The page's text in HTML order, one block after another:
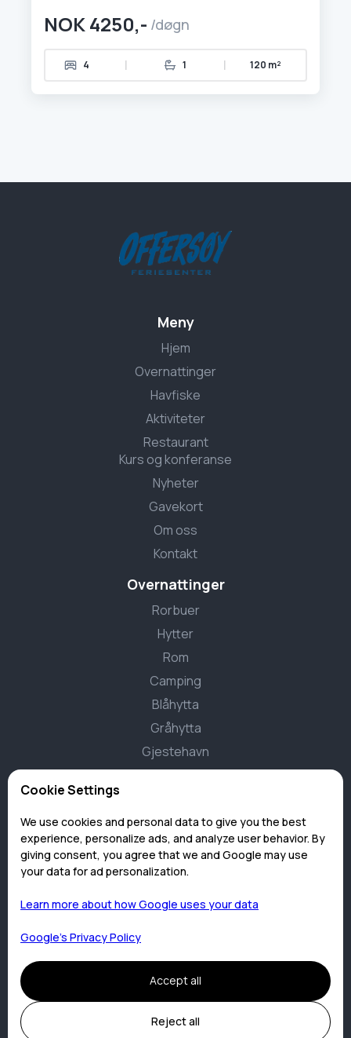
Cookie Settings
We use cookies and personal data to give you the best
experience, personalize ads, and analyze user behavior. By
giving consent, you agree that we and Google may use
your data for ad personalization.
Learn more about how Google uses your data
Google’s Privacy Policy
Reject all
Accept all
NOK 4250,- /døgn
4 | 1 | 120 m²
Meny
Hjem
Overnattinger
Havfiske
Aktiviteter
Restaurant
Kurs og konferanse
Nyheter
Gavekort
Om oss
Kontakt
Overnattinger
Rorbuer
Hytter
Rom
Camping
Blåhytta
Gråhytta
Gjestehavn
Lofotfiske
Kveitefiske
Båtutleie
Dykking
Skulpturlandskap
Elgsafari
Ørnesafari